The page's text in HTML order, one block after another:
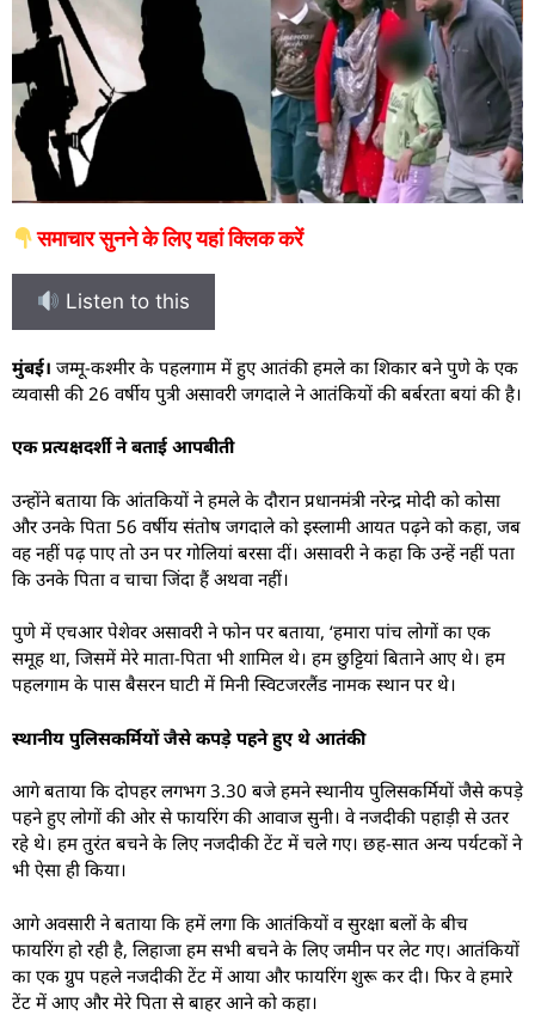
समाचार सुनने के लिए यहां क्लिक करें
Listen to this
मुंबई। जम्मू-कश्मीर के पहलगाम में हुए आतंकी हमले का शिकार बने पुणे के एक
व्यवासी की 26 वर्षीय पुत्री असावरी जगदाले ने आतंकियों की बर्बरता बयां की है।
एक प्रत्यक्षदर्शी ने बताई आपबीती
उन्होंने बताया कि आंतकियों ने हमले के दौरान प्रधानमंत्री नरेन्द्र मोदी को कोसा
और उनके पिता 56 वर्षीय संतोष जगदाले को इस्लामी आयत पढ़ने को कहा, जब
वह नहीं पढ़ पाए तो उन पर गोलियां बरसा दीं। असावरी ने कहा कि उन्हें नहीं पता
कि उनके पिता व चाचा जिंदा हैं अथवा नहीं।
पुणे में एचआर पेशेवर असावरी ने फोन पर बताया, ‘हमारा पांच लोगों का एक
समूह था, जिसमें मेरे माता-पिता भी शामिल थे। हम छुट्टियां बिताने आए थे। हम
पहलगाम के पास बैसरन घाटी में मिनी स्विटजरलैंड नामक स्थान पर थे।
स्थानीय पुलिसकर्मियों जैसे कपड़े पहने हुए थे आतंकी
आगे बताया कि दोपहर लगभग 3.30 बजे हमने स्थानीय पुलिसकर्मियों जैसे कपड़े
पहने हुए लोगों की ओर से फायरिंग की आवाज सुनी। वे नजदीकी पहाड़ी से उतर
रहे थे। हम तुरंत बचने के लिए नजदीकी टेंट में चले गए। छह-सात अन्य पर्यटकों ने
भी ऐसा ही किया।
आगे अवसारी ने बताया कि हमें लगा कि आतंकियों व सुरक्षा बलों के बीच
फायरिंग हो रही है, लिहाजा हम सभी बचने के लिए जमीन पर लेट गए। आतंकियों
का एक ग्रुप पहले नजदीकी टेंट में आया और फायरिंग शुरू कर दी। फिर वे हमारे
टेंट में आए और मेरे पिता से बाहर आने को कहा।